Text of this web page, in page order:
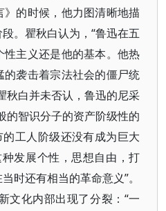
》的时候，他力图清晰地描
。瞿秋白认为，“鲁迅在五
性主义还是他的基本。他热
袭击着宗法社会的僵尸统
秋白并未否认，鲁迅的尼采
的智识分子的资产阶级性的
工人阶级还没有成为巨大
发展个性，思想自由，打
时还有相当的革命意义”。
文化内部出现了分裂：“一